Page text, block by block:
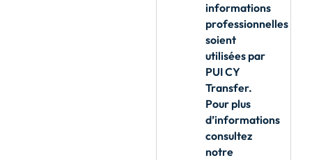
informations
professionnelles
soient
utilisées par
PUI CY
Transfer.
Pour plus
d’informations
consultez
notre